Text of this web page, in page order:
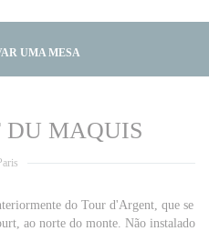
UMA MESA
DU MAQUIS
Paris
do Tour d'Argent, que se
ao norte do monte. Não instalado